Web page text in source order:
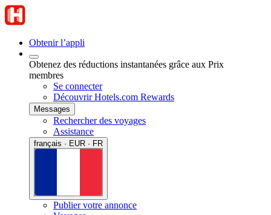
Obtenir l’appli
Obtenez des réductions instantanées grâce aux Prix
membres
Se connecter
Découvrir Hotels.com Rewards
Messages
Rechercher des voyages
Assistance
français · EUR · FR
Publier votre annonce